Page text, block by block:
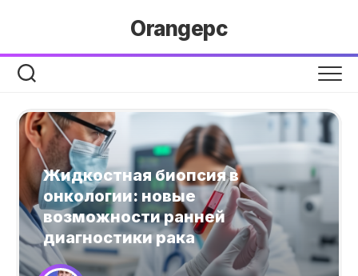
Orangepc
Жидкостная биопсия в
онкологии: новые
возможности ранней
диагностики рака